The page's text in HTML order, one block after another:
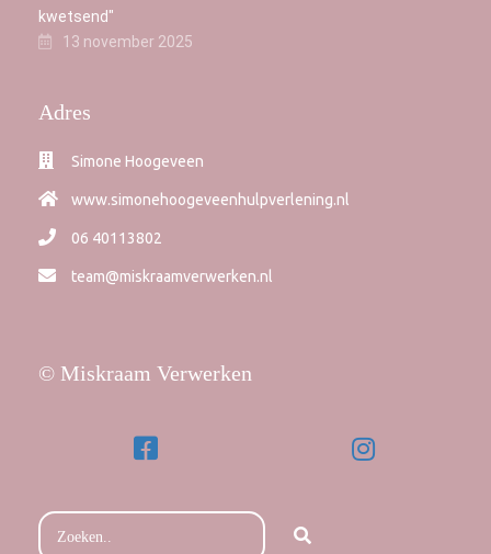
kwetsend"
13 november 2025
Adres
Simone Hoogeveen
www.simonehoogeveenhulpverlening.nl
06 40113802
team@miskraamverwerken.nl
© Miskraam Verwerken